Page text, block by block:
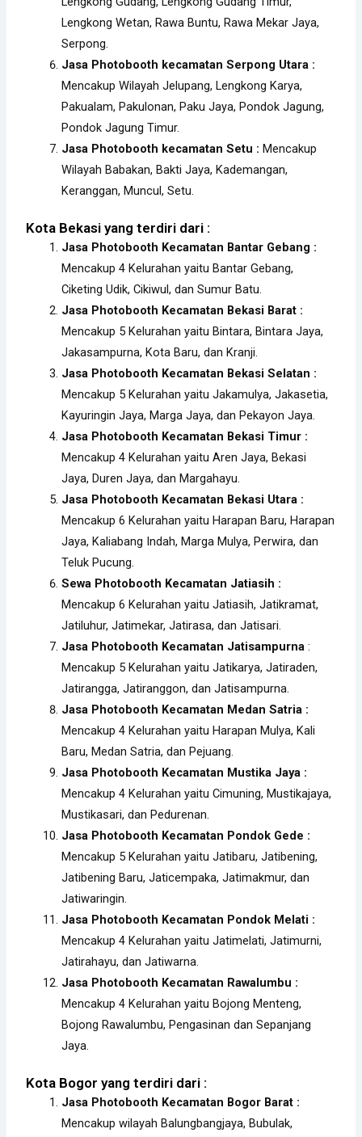
Lengkong Wetan, Rawa Buntu, Rawa Mekar Jaya,
Serpong.
Jasa Photobooth kecamatan Serpong Utara :
Mencakup Wilayah Jelupang, Lengkong Karya,
Pakualam, Pakulonan, Paku Jaya, Pondok Jagung,
Pondok Jagung Timur.
Jasa Photobooth kecamatan Setu : Mencakup
Wilayah Babakan, Bakti Jaya, Kademangan,
Keranggan, Muncul, Setu.
Kota Bekasi yang terdiri dari :
Jasa Photobooth Kecamatan Bantar Gebang :
Mencakup 4 Kelurahan yaitu Bantar Gebang,
Ciketing Udik, Cikiwul, dan Sumur Batu.
Jasa Photobooth Kecamatan Bekasi Barat :
Mencakup 5 Kelurahan yaitu Bintara, Bintara Jaya,
Jakasampurna, Kota Baru, dan Kranji.
Jasa Photobooth Kecamatan Bekasi Selatan :
Mencakup 5 Kelurahan yaitu Jakamulya, Jakasetia,
Kayuringin Jaya, Marga Jaya, dan Pekayon Jaya.
Jasa Photobooth Kecamatan Bekasi Timur :
Mencakup 4 Kelurahan yaitu Aren Jaya, Bekasi
Jaya, Duren Jaya, dan Margahayu.
Jasa Photobooth Kecamatan Bekasi Utara :
Mencakup 6 Kelurahan yaitu Harapan Baru, Harapan
Jaya, Kaliabang Indah, Marga Mulya, Perwira, dan
Teluk Pucung.
Sewa Photobooth Kecamatan Jatiasih :
Mencakup 6 Kelurahan yaitu Jatiasih, Jatikramat,
Jatiluhur, Jatimekar, Jatirasa, dan Jatisari.
Jasa Photobooth Kecamatan Jatisampurna :
Mencakup 5 Kelurahan yaitu Jatikarya, Jatiraden,
Jatirangga, Jatiranggon, dan Jatisampurna.
Jasa Photobooth Kecamatan Medan Satria :
Mencakup 4 Kelurahan yaitu Harapan Mulya, Kali
Baru, Medan Satria, dan Pejuang.
Jasa Photobooth Kecamatan Mustika Jaya :
Mencakup 4 Kelurahan yaitu Cimuning, Mustikajaya,
Mustikasari, dan Pedurenan.
Jasa Photobooth Kecamatan Pondok Gede :
Mencakup 5 Kelurahan yaitu Jatibaru, Jatibening,
Jatibening Baru, Jaticempaka, Jatimakmur, dan
Jatiwaringin.
Jasa Photobooth Kecamatan Pondok Melati :
Mencakup 4 Kelurahan yaitu Jatimelati, Jatimurni,
Jatirahayu, dan Jatiwarna.
Jasa Photobooth Kecamatan Rawalumbu :
Mencakup 4 Kelurahan yaitu Bojong Menteng,
Bojong Rawalumbu, Pengasinan dan Sepanjang
Jaya.
Kota Bogor yang terdiri dari :
Jasa Photobooth Kecamatan Bogor Barat :
Mencakup wilayah Balungbangjaya, Bubulak,